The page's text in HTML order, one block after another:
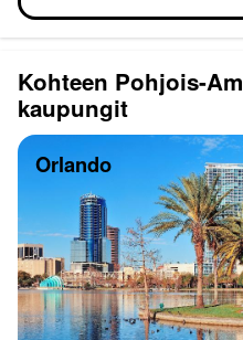
Kohteen Pohjois-
kaupungit
Orlando